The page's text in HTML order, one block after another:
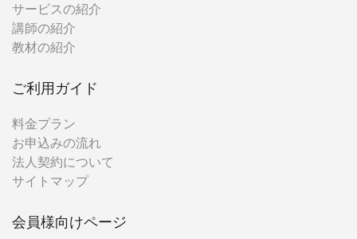
サービスの紹介
講師の紹介
教材の紹介
ご利用ガイド
料金プラン
お申込みの流れ
法人契約について
サイトマップ
会員様向けページ